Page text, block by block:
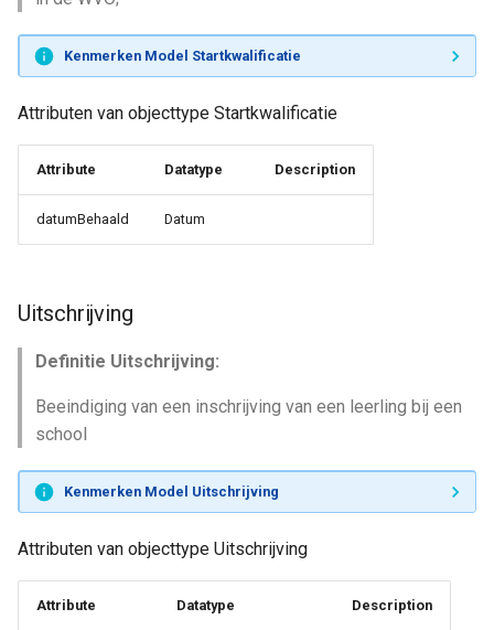
Kenmerken Model Startkwalificatie
Attributen van objecttype Startkwalificatie
Attribute Datatype Description
datumBehaald Datum
Uitschrijving
Definitie Uitschrijving:
Beeindiging van een inschrijving van een leerling bij een
school
Kenmerken Model Uitschrijving
Attributen van objecttype Uitschrijving
Attribute Datatype Description